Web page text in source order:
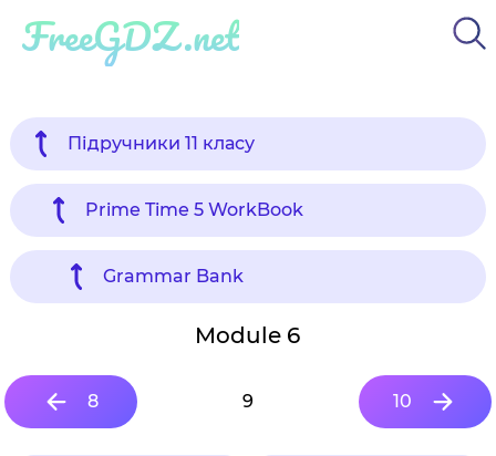
FreeGDZ.net
Підручники 11 класу
Prime Time 5 WorkBook
Grammar Bank
Module 6
8 9 10